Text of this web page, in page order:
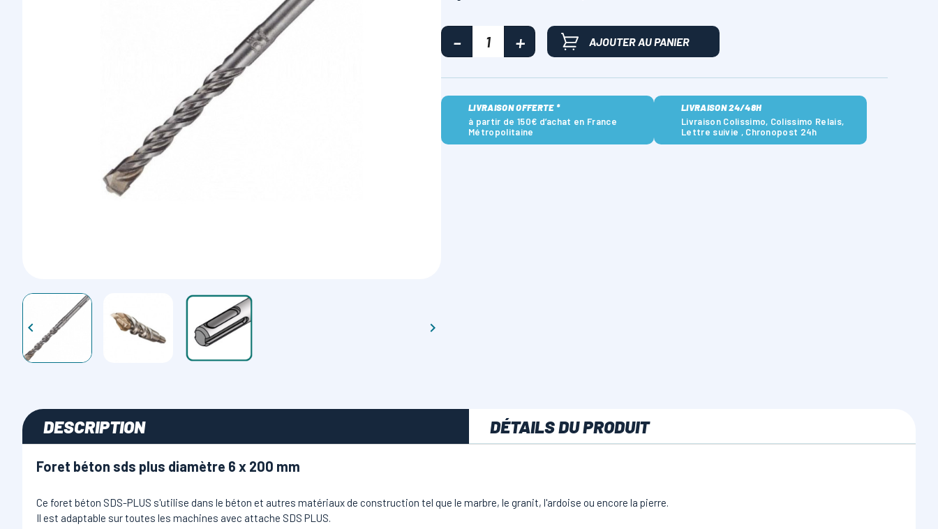
 
AJOUTER AU PANIER
LIVRAISON OFFERTE *
à partir de 150€ d’achat en France
Métropolitaine
LIVRAISON 24/48H
Livraison Colissimo, Colissimo Relais,
Lettre suivie , Chronopost 24h
DESCRIPTION DÉTAILS DU PRODUIT
Foret béton sds plus diamètre 6 x 200 mm
Ce foret béton SDS-PLUS s'utilise dans le béton et autres matériaux de construction tel que le marbre, le granit, l'ardoise ou encore la pierre.
Il est adaptable sur toutes les machines avec attache SDS PLUS.